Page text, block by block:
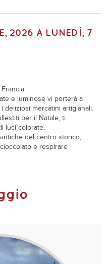
2026 A LUNEDÌ, 7
e luminose vi porterà a
deliziosi mercatini artigianali.
per il Natale, ti
luci colorate.
del centro storico,
e respirare